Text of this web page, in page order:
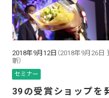
2018年9月12日 （2018年9月26日
新）
セミナー
39の受賞ショップを